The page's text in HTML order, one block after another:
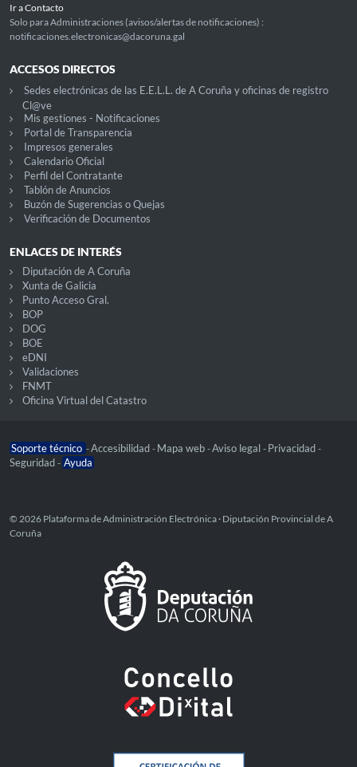
Ir a Contacto
Solo para Administraciones (avisos/alertas de notificaciones) :
notificaciones.electronicas@dacoruna.gal
ACCESOS DIRECTOS
Sedes electrónicas de las E.E.L.L. de A Coruña y oficinas de registro
Cl@ve
Mis gestiones - Notificaciones
Portal de Transparencia
Impresos generales
Calendario Oficial
Perfil del Contratante
Tablón de Anuncios
Buzón de Sugerencias o Quejas
Verificación de Documentos
ENLACES DE INTERÉS
Diputación de A Coruña
Xunta de Galicia
Punto Acceso Gral.
BOP
DOG
BOE
eDNI
Validaciones
FNMT
Oficina Virtual del Catastro
Soporte técnico -Accesibilidad - Mapa web -Aviso legal - Privacidad -
Seguridad - Ayuda
© 2026 Plataforma de Administración Electrónica · Diputación Provincial de A
Coruña